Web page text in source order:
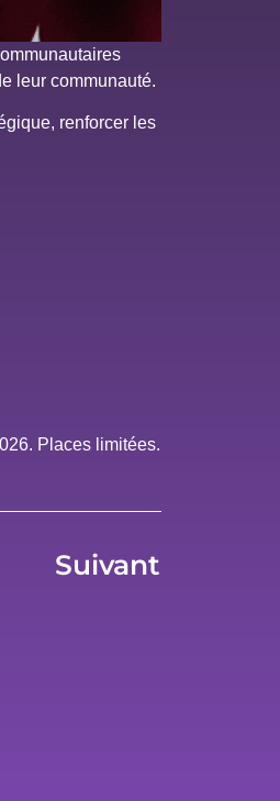
leur communauté.
renforcer les
Places limitées.
Suivant